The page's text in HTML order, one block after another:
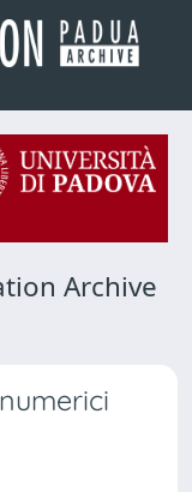
Archive